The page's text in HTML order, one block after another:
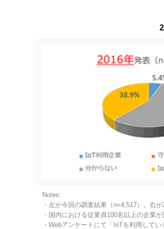
Notes:
・左が今回の調査結果（n=4,517）。右
・国内における従業員100名以上の企業が
・Webアンケートにて「IoTを利用して